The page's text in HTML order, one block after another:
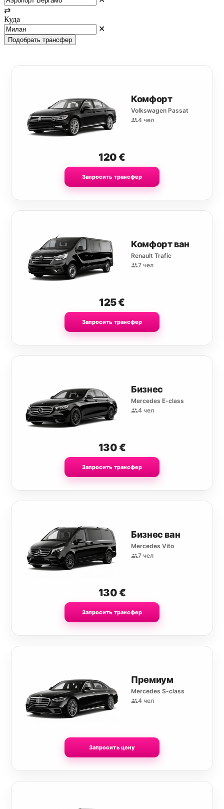
⇄
Куда
✕
Подобрать трансфер
Комфорт
Volkswagen Passat
4 чел
120€
Запросить трансфер
Комфорт ван
Renault Trafic
7 чел
125€
Запросить трансфер
Бизнес
Mercedes E-class
4 чел
130€
Запросить трансфер
Бизнес ван
Mercedes Vito
7 чел
130€
Запросить трансфер
Премиум
Mercedes S-class
4 чел
Запросить цену